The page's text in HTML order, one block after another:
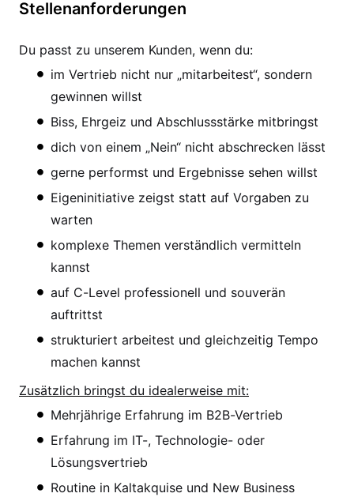
Stellenanforderungen
Du passt zu unserem Kunden, wenn du:
im Vertrieb nicht nur „mitarbeitest“, sondern
gewinnen willst
Biss, Ehrgeiz und Abschlussstärke mitbringst
dich von einem „Nein“ nicht abschrecken lässt
gerne performst und Ergebnisse sehen willst
Eigeninitiative zeigst statt auf Vorgaben zu
warten
komplexe Themen verständlich vermitteln
kannst
auf C-Level professionell und souverän
auftrittst
strukturiert arbeitest und gleichzeitig Tempo
machen kannst
Zusätzlich bringst du idealerweise mit:
Mehrjährige Erfahrung im B2B-Vertrieb
Erfahrung im IT-, Technologie- oder
Lösungsvertrieb
Routine in Kaltakquise und New Business